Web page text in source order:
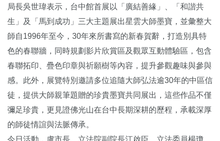
局長吳世瑋表示，台中館首展以「廣結善緣」、「和諧共
生」及「馬到成功」三大主題展出星雲大師墨寶，並彙整大
師自1996年至今，30年來所書寫的新春賀辭，打造別具特
色的春聯牆，同時規劃影片欣賞區及觀眾互動體驗區，包含
春聯拓印、疊色印章與祈願樹等內容，提升參觀趣味與參與
感。此外，展覽特別邀請多位追隨大師弘法逾30年的中區信
徒，提供大師親筆題贈的珍貴墨寶共同展出，這些作品不僅
彌足珍貴，更見證佛光山在台中長期深耕的歷程，承載深厚
的師徒情誼與法脈傳承。